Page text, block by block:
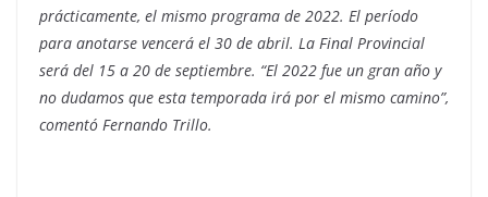
prácticamente, el mismo programa de 2022. El período
para anotarse vencerá el 30 de abril. La Final Provincial
será del 15 a 20 de septiembre. “El 2022 fue un gran año y
no dudamos que esta temporada irá por el mismo camino”,
comentó Fernando Trillo.